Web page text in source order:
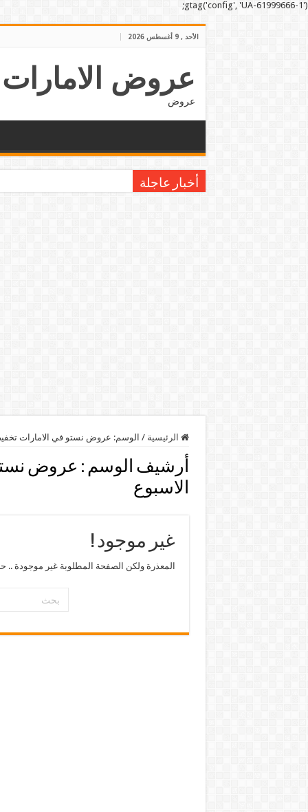
gtag('config', 'UA-61999666-1');
الأحد , 9 أغسطس 2026
عروض الامارات
عروض
أخبار عاجلة
الرئيسية / الوسم: عروض نستو في الامارات
أرشيف الوسم : عروض
الاسبوع
غير موجود !
المعذرة ولكن الصفحة المطلوبة غير موجودة